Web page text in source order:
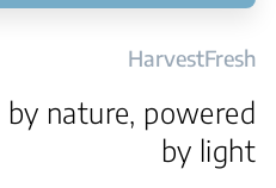
HarvestFresh
by nature, powered
by light